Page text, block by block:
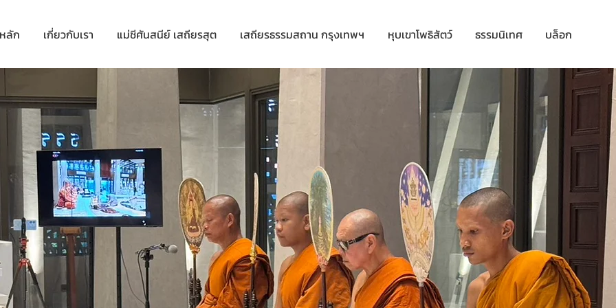
ลัก เกี่ยวกับเรา แม่ชีศันสนีย์ เสถียรสุต เสถียรธรรมสถาน กรุงเทพฯ หุบเขาโพธิสัตว์ ธรรมนิเทศ บล็อก